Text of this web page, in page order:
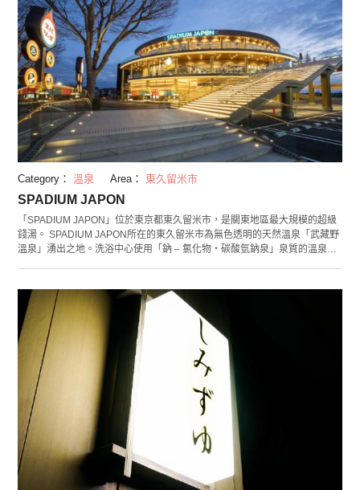
外每年冬天還會舉辦「湘南的寶石～妝點江之島的光與色彩的祭典～」。
2018年這裡還被認定為「關東三大燈光展」之一，請務必親自來欣賞這場光
與色彩的盛典！
Category： 溫泉 Area： 東久留米市
SPADIUM JAPON
「SPADIUM JAPON」位於東京都東久留米市，是關東地區最大規模的超級
錢湯。 SPADIUM JAPON所在的東久留米市為無色透明的天然溫泉「武藏野
溫泉」湧出之地。洗浴中心使用「鈉 – 氯化物・碳酸氫鈉泉」泉質的溫泉，
30,000多冊漫畫可供自由閱覽。1,500日圓左右即可盡情享受天然溫泉和岩
磐浴。 除此以外，在飲食區可品嘗和食、比薩、牛排和甜品等，休閒設施也
很充實。根據季節、月份或星期不同還將開展各類活動，無論兒童還是大人
都可於此邊浸泡溫泉邊享受放鬆時光。